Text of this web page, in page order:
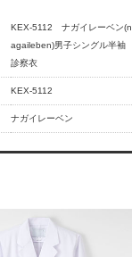
KEX-5112 ナガイレーベン(n
agaileben)男子シングル半袖
診察衣
KEX-5112
ナガイレーベン